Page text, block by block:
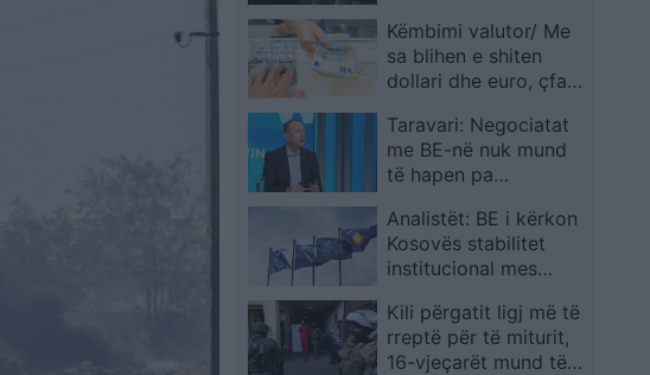
lotsjellës dhe spraj,
protestat kundër
qeverisë dhe
kryeministrit
Këmbimi valutor/ Me
sa blihen e shiten
dollari dhe euro, çfarë
e tjera
Taravari: Negociatat
me BE-në nuk mund
të hapen pa
kushtetuese
Analistët: BE i kërkon
Kosovës stabilitet
institucional mes
Kili përgatit ligj më të
rreptë për të miturit,
16-vjeçarët mund të